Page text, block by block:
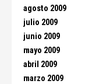
agosto 2009
julio 2009
junio 2009
mayo 2009
abril 2009
marzo 2009